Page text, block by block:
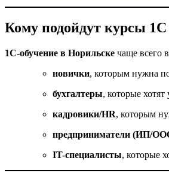
Кому подойдут курсы
1С-обучение в Норильске чаще всего
новички, которым нужна
бухгалтеры, которые хотят
кадровики/HR, которым
предприниматели (ИП/
IT-специалисты, которые